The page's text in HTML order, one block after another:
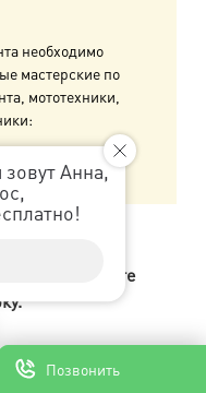
Позвонить
Анна,
пр.
д.4
д.30
д.56, к.1
необходимо
мастерские по
мототехники,
слейте